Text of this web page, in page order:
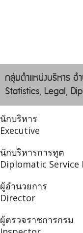
กลุ่มตำแหน่งบริหาร
Statistics, Legal,
นักบริหาร
Executive
นักบริหารการทูต
Diplomatic Service
ผู้อำนวยการ
Director
ผู้ตรวจราชการกรม